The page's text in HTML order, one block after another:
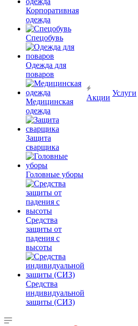
Корпоративная
одежда
Спецобувь
Одежда для
поваров
Медицинская
одежда
Защита
сварщика
Головные уборы
Средства
защиты от
падения с
высоты
Средства
индивидуальной
защиты (СИЗ)
Акции
Услуги